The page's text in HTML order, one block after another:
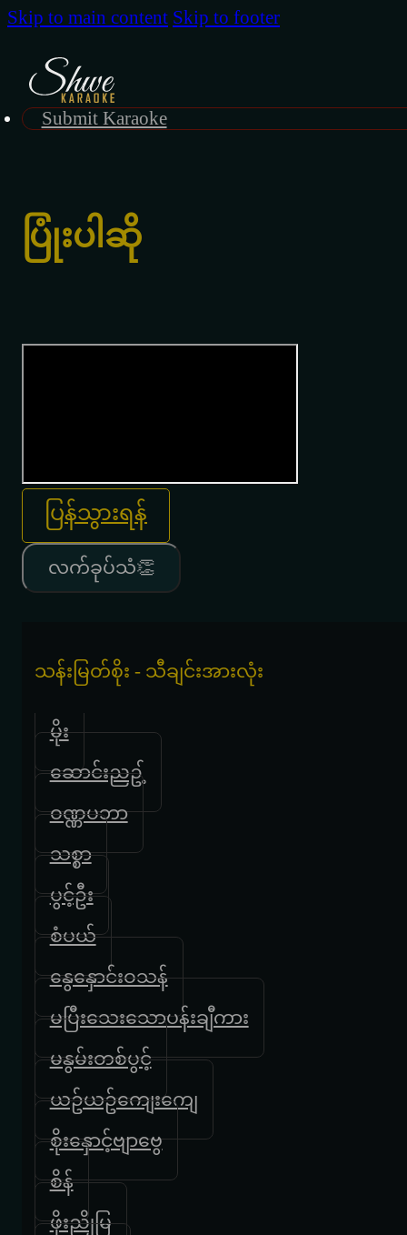
Skip to main content Skip to footer
Submit Karaoke
ပြုံးပါဆို
ပြန်သွားရန်
လက်ခုပ်သံ👏
သန်းမြတ်စိုး - သီချင်းအားလုံး
မိုး
ဆောင်းညဥ့်
ဝဏ္ဏပဘာ
သစ္စာ
ပွင့်ဦး
စံပယ်
နွေနှောင်းဝသန်
မပြီးသေးသောပန်းချီကား
မနွမ်းတစ်ပွင့်
ယဥ်ယဥ်ကျေးကျေ
စိုးနှောင့်ဗျာဗွေ
စိန်
ဖိုးညိုမြ